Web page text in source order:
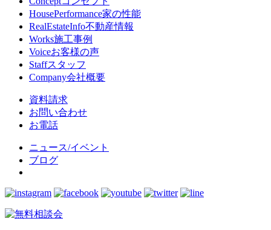
HousePerformance家の性能
RealEstateInfo不動産情報
Works施工事例
Voiceお客様の声
Staffスタッフ
Company会社概要
資料請求
お問い合わせ
お電話
ニュース/イベント
ブログ